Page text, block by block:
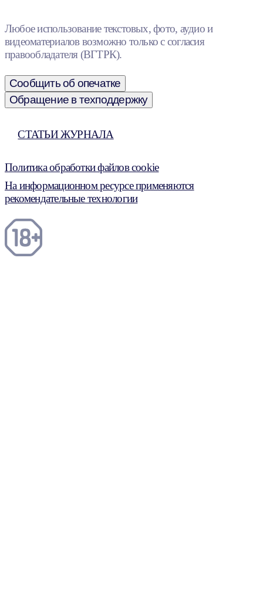
Любое использование текстовых, фото, аудио и
видеоматериалов возможно только с согласия
правообладателя (ВГТРК).
Сообщить об опечатке
Обращение в техподдержку
СТАТЬИ ЖУРНАЛА
Политика обработки файлов cookie
На информационном ресурсе применяются
рекомендательные технологии